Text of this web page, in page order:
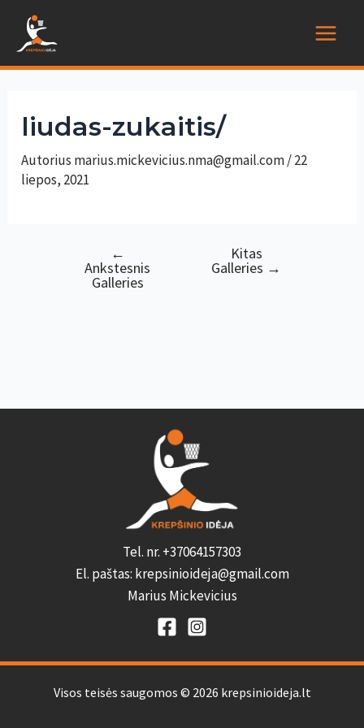
turinio
liudas-zukaitis/
Autorius marius.mickevicius.nma@gmail.com/22
liepos, 2021
←
Ankstesnis
Galleries
Kitas
Galleries →
Tel. nr. +37064157303
El. paštas: krepsinioideja@gmail.com
Marius Mickevicius
Visos teisės saugomos © 2026 krepsinioideja.lt